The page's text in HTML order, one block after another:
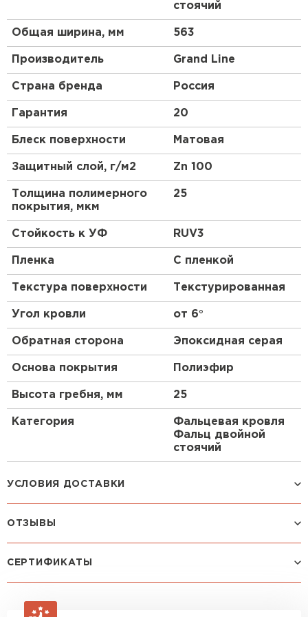
При монтаже кровельных картин длиной более
8 м необходимо использовать «подвижные»
кляммеры.
Особенности
Двойной фальц отличается повышенной
надежностью и герметичностью.
В отличие от одинарного замка, при выполнении
двойного фальца происходит не просто
их загибание на 90 градусов.
Такой замок практически не подвержен
капиллярному эффекту, что позволяет избежать
стоячий
Общая ширина, мм 563
Производитель Grand Line
Страна бренда Россия
Гарантия 20
Блеск поверхности Матовая
Защитный слой, г/м2 Zn 100
Толщина полимерного
покрытия, мкм
25
Стойкость к УФ RUV3
Пленка С пленкой
Текстура поверхности Текстурированная
Угол кровли от 6°
Обратная сторона Эпоксидная серая
Основа покрытия Полиэфир
Высота гребня, мм 25
Категория
Фальцевая кровля
Фальц двойной
стоячий
УСЛОВИЯ ДОСТАВКИ
Машина до 1,5 тн до 18 м3
макс. длина груза 6 м
ОТЗЫВЫ
Посмотреть все отзывы
ОСТАВИТЬ ОТЗЫВ
Зайцев
СЕРТИФИКАТЫ
ПЕРЕЙТИ
Рулонная кровля